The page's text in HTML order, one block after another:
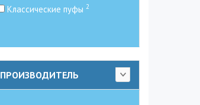
Классические пуфы 2
ПРОИЗВОДИТЕЛЬ